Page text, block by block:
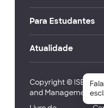
Para Estudantes
Atualidade
Copyright © ISEG
and Management